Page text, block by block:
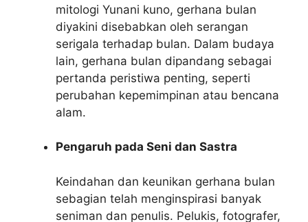
mitologi Yunani kuno, gerhana bulan
diyakini disebabkan oleh serangan
serigala terhadap bulan. Dalam budaya
lain, gerhana bulan dipandang sebagai
pertanda peristiwa penting, seperti
perubahan kepemimpinan atau bencana
alam.
Pengaruh pada Seni dan Sastra
Keindahan dan keunikan gerhana bulan
sebagian telah menginspirasi banyak
seniman dan penulis. Pelukis, fotografer,